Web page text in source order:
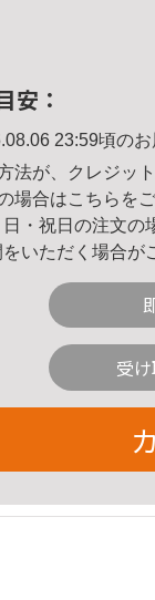
安：
23:59頃のお
法が、クレジッ
場合はこちら を
・祝日の注文の
いただく場合が
受